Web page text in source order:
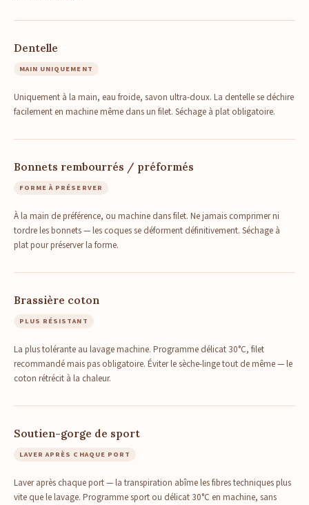
Dentelle
MAIN UNIQUEMENT
Uniquement à la main, eau froide, savon ultra-doux. La dentelle se déchire
facilement en machine même dans un filet. Séchage à plat obligatoire.
Bonnets rembourrés / préformés
FORME À PRÉSERVER
À la main de préférence, ou machine dans filet. Ne jamais comprimer ni
tordre les bonnets — les coques se déforment définitivement. Séchage à
plat pour préserver la forme.
Brassière coton
PLUS RÉSISTANT
La plus tolérante au lavage machine. Programme délicat 30°C, filet
recommandé mais pas obligatoire. Éviter le sèche-linge tout de même — le
coton rétrécit à la chaleur.
Soutien-gorge de sport
LAVER APRÈS CHAQUE PORT
Laver après chaque port — la transpiration abîme les fibres techniques plus
vite que le lavage. Programme sport ou délicat 30°C en machine, sans